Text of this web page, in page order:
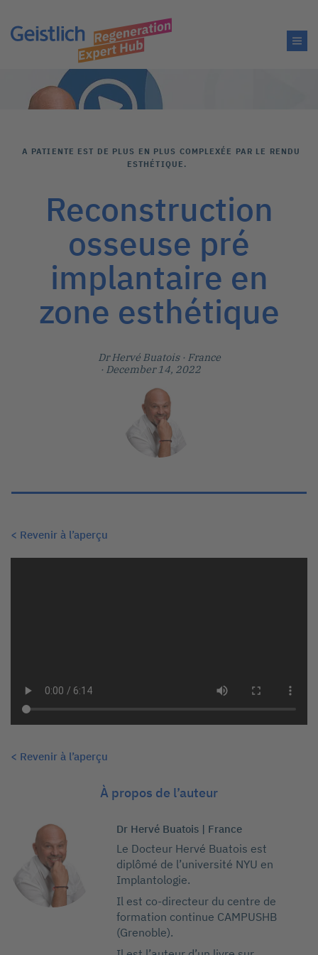
A PATIENTE EST DE PLUS EN PLUS COMPLEXÉE PAR LE RENDU
ESTHÉTIQUE.
Reconstruction
osseuse pré
implantaire en
zone esthétique
Dr Hervé Buatois · France
· December 14, 2022
< Revenir à l’aperçu
< Revenir à l’aperçu
À propos de l’auteur
Dr Hervé Buatois | France
Le Docteur Hervé Buatois est
diplômé de l’université NYU en
Implantologie.
Il est co-directeur du centre de
formation continue CAMPUSHB
(Grenoble).